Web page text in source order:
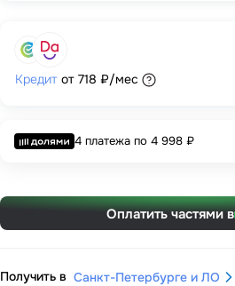
Кредит от 718 ₽/мес
4 платежа по 4 998 ₽
Оплатить частями в
Получить в Санкт-Петербурге и ЛО